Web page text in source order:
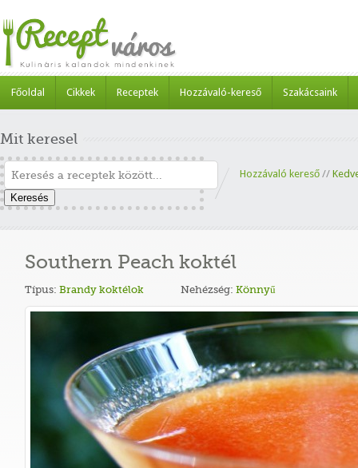
Főoldal Cikkek Receptek Hozzávaló-kereső Szakácsaink
Mit keresel
Keresés
Hozzávaló kereső //
Southern Peach koktél
Típus: Brandy koktélok Nehézség: Könnyű